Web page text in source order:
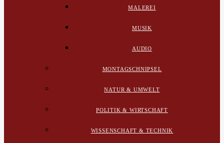
MALEREI
MUSIK
AUDIO
MONTAGSCHNIPSEL
NATUR & UMWELT
POLITIK & WIRTSCHAFT
WISSENSCHAFT & TECHNIK